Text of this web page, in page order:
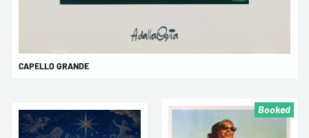
CAPELLO GRANDE
Booked